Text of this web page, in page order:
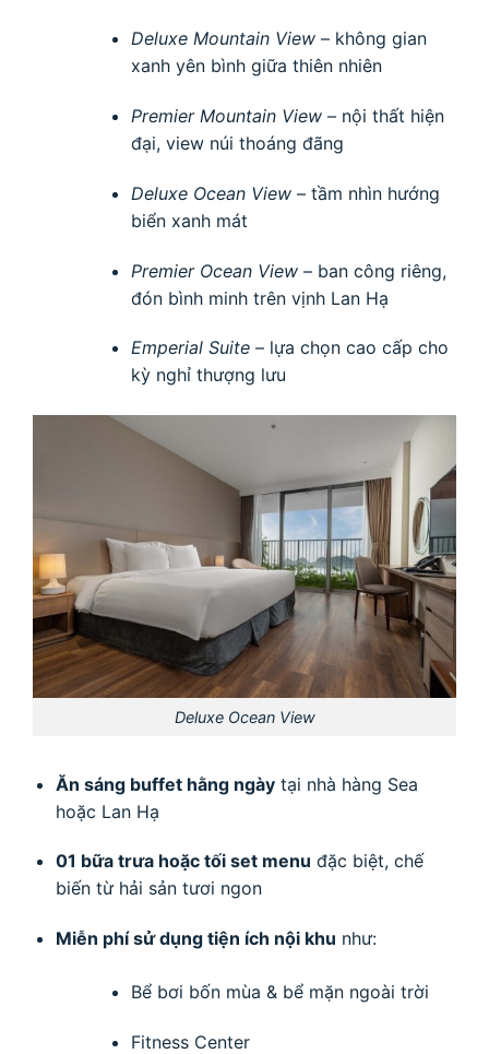
Deluxe Mountain View– không gian
xanh yên bình giữa thiên nhiên
Premier Mountain View– nội thất hiện
đại, view núi thoáng đãng
Deluxe Ocean View– tầm nhìn hướng
biển xanh mát
Premier Ocean View– ban công riêng,
đón bình minh trên vịnh Lan Hạ
Emperial Suite– lựa chọn cao cấp cho
kỳ nghỉ thượng lưu
Deluxe Ocean View
Ăn sáng buffet hằng ngàytại nhà hàng Sea
hoặc Lan Hạ
01 bữa trưa hoặc tối set menu đặc biệt, chế
biến từ hải sản tươi ngon
Miễn phí sử dụng tiện ích nội khu như:
Bể bơi bốn mùa & bể mặn ngoài trời
Fitness Center